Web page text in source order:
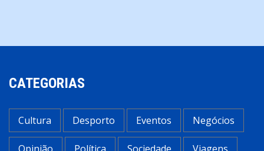
CATEGORIAS
Cultura Desporto Eventos Negócios